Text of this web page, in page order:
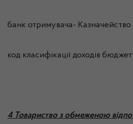
банк отримувача-
код класифікації доходів
4 Товариство з обмеженою